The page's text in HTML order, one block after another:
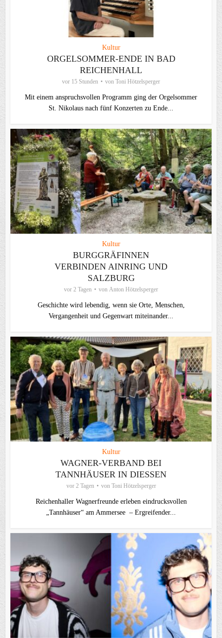
Kultur
ORGELSOMMER-ENDE IN BAD
REICHENHALL
vor 15 Stunden von Toni Hötzelsperger
Mit einem anspruchsvollen Programm ging der Orgelsommer
St. Nikolaus nach fünf Konzerten zu Ende...
Kultur
BURGGRÄFINNEN
VERBINDEN AINRING UND
SALZBURG
vor 2 Tagen von Anton Hötzelsperger
Geschichte wird lebendig, wenn sie Orte, Menschen,
Vergangenheit und Gegenwart miteinander...
Kultur
WAGNER-VERBAND BEI
TANNHÄUSER IN DIESSEN
vor 2 Tagen von Toni Hötzelsperger
Reichenhaller Wagnerfreunde erleben eindrucksvollen
„Tannhäuser“ am Ammersee – Ergreifender...